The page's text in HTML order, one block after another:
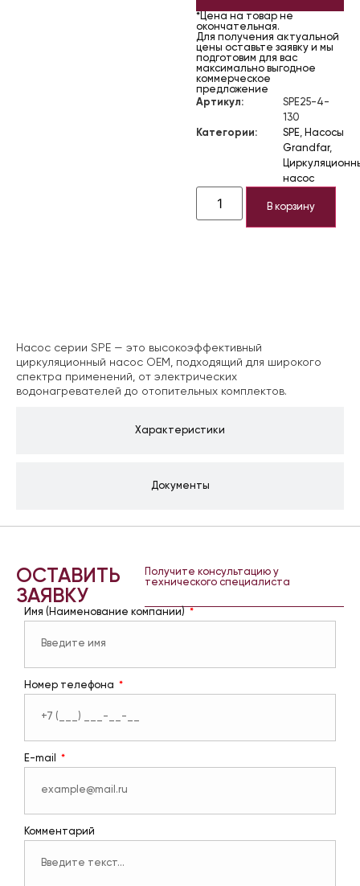
*Цена на товар не
окончательная.
Для получения актуальной
цены оставьте заявку и мы
подготовим для вас
максимально выгодное
коммерческое
предложение
Артикул:
SPE25-4-
130
Категории:
SPE
Насосы
Grandfar,
насос
В корзину
Характеристики
Документы
Насос серии SPE — это высокоэффективный
циркуляционный насос OEM, подходящий для широкого
спектра применений, от электрических
водонагревателей до отопительных комплектов.
ОСТАВИТЬ
ЗАЯВКУ
Получите консультацию у
технического специалиста
Имя (Наименование компании)
Номер телефона
E-mail
Комментарий